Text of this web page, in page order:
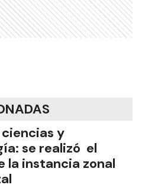
y
se realizó el
la instancia zonal